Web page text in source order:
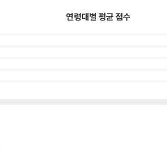
연령대별 평균 점수